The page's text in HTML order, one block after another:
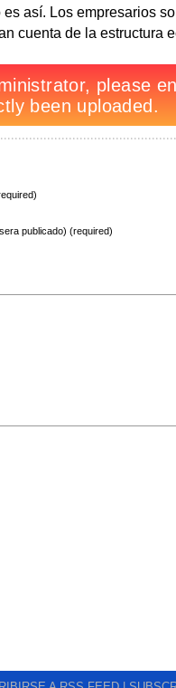
así. Los empresarios
cuenta de la estructura
publicado) (required)